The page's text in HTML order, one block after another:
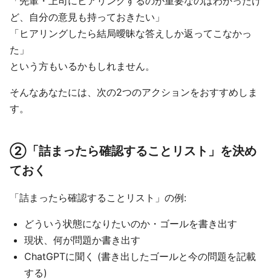
ど、自分の意見も持っておきたい」
「ヒアリングしたら結局曖昧な答えしか返ってこなかっ
た」
という方もいるかもしれません。
そんなあなたには、次の2つのアクションをおすすめしま
す。
②「詰まったら確認することリスト」を決め
ておく
「詰まったら確認することリスト」の例:
どういう状態になりたいのか・ゴールを書き出す
現状、何が問題か書き出す
ChatGPTに聞く (書き出したゴールと今の問題を記載
する)